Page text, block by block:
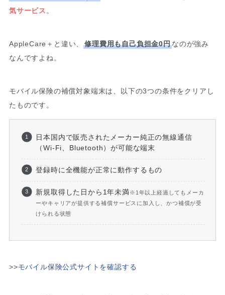
気サービス 。
AppleCare＋と違い、修理費用も自己負担金0円なのが強み
なんですよね。
モバイル保険の補償対象端末は、以下の3つの条件をクリアし
たものです。
日本国内で販売されたメーカー純正の無線通信
（Wi-Fi、Bluetooth）が可能な端末
登録時に全機能が正常に動作するもの
新規取得した日から1年未満※1年以上経過してもメーカ
ーやキャリアが提供する補償サービスに加入し、かつ補償が受
けられる状態
>>モバイル保険公式サイトを確認する